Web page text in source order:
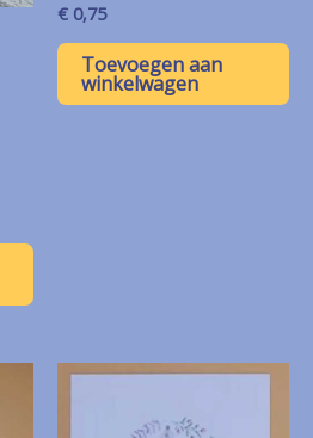
€ 0,75
Toevoegen aan
winkelwagen